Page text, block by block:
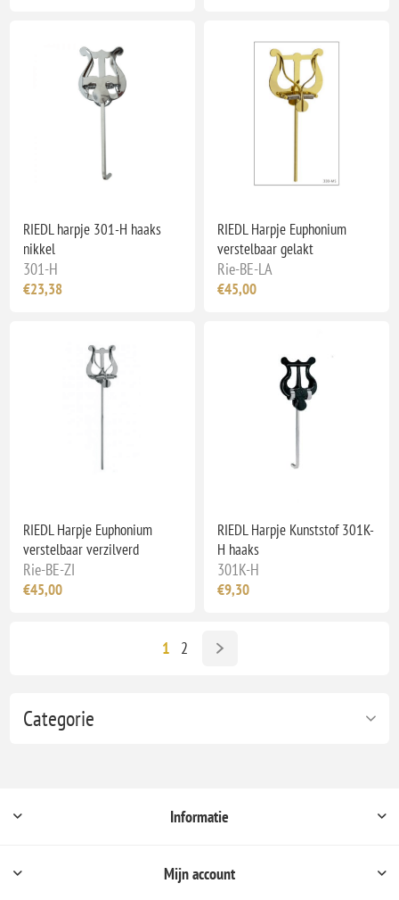
Categorie
RIEDL harpje 301-H haaks
nikkel
301-H
€23,38
RIEDL Harpje Euphonium
verstelbaar gelakt
Rie-BE-LA
€45,00
RIEDL Harpje Euphonium
verstelbaar verzilverd
Rie-BE-ZI
€45,00
RIEDL Harpje Kunststof 301K-
H haaks
301K-H
€9,30
1 2
Informatie
Mijn account